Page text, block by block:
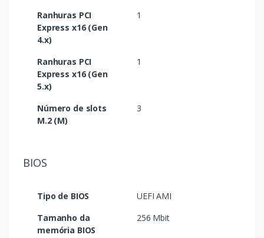
Ranhuras PCI
Express x16 (Gen
4.x)
1
Ranhuras PCI
Express x16 (Gen
5.x)
1
Número de slots
M.2 (M)
3
BIOS
Tipo de BIOS
UEFI AMI
Tamanho da
memória BIOS
256 Mbit